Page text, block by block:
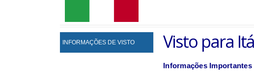
INFORMAÇÕES DE VISTO Visto para
Informações Importantes